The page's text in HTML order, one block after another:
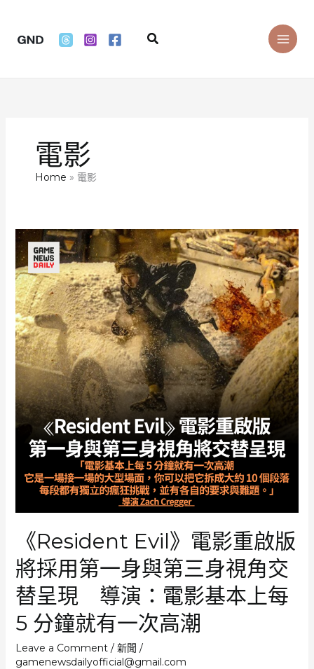
content
Search
電影
Home 電影
《Resident Evil》電影重啟版
將採用第一身與第三身視角交
替呈現 導演：電影基本上每
5 分鐘就有一次高潮
Leave a Comment / 新聞 /
gamenewsdailyofficial@gmail.com